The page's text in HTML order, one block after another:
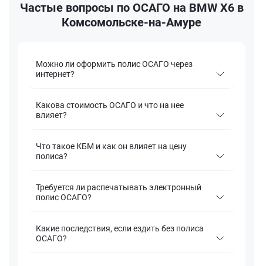
Частые вопросы по ОСАГО на BMW X6 в
Комсомольске-на-Амуре
Можно ли оформить полис ОСАГО через
интернет?
Какова стоимость ОСАГО и что на нее
влияет?
Что такое КБМ и как он влияет на цену
полиса?
Требуется ли распечатывать электронный
полис ОСАГО?
Какие последствия, если ездить без полиса
ОСАГО?